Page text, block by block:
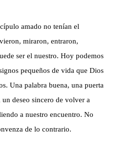
amado no tenían el
miraron, entraron,
ser el nuestro. Hoy podemos
pequeños de vida que Dios
Una palabra buena, una puerta
un deseo sincero de volver a
a nuestro encuentro. No
de lo contrario.